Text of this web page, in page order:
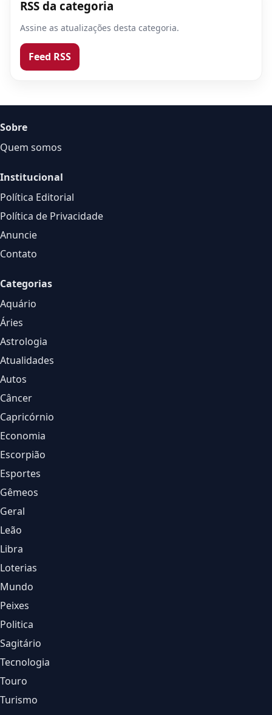
RSS da categoria
Assine as atualizações desta categoria.
Feed RSS
Sobre
Quem somos
Institucional
Política Editorial
Política de Privacidade
Anuncie
Contato
Categorias
Aquário
Áries
Astrologia
Atualidades
Autos
Câncer
Capricórnio
Economia
Escorpião
Esportes
Gêmeos
Geral
Leão
Libra
Loterias
Mundo
Peixes
Politica
Sagitário
Tecnologia
Touro
Turismo